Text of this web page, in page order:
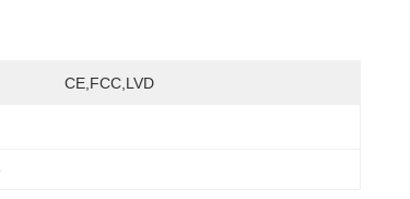
CE,FCC,LVD